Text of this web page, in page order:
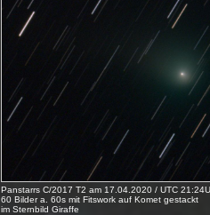
Panstarrs C/2017 T2 am 17.04.2020 / UTC
60 Bilder a. 60s mit Fitswork auf Komet gestackt
im Sternbild Giraffe